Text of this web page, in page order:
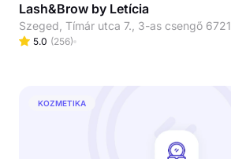
Lash&Brow by Letícia
Szeged, Tímár utca 7., 3-as csengő 6721
5.0 (256)
KOZMETIKA